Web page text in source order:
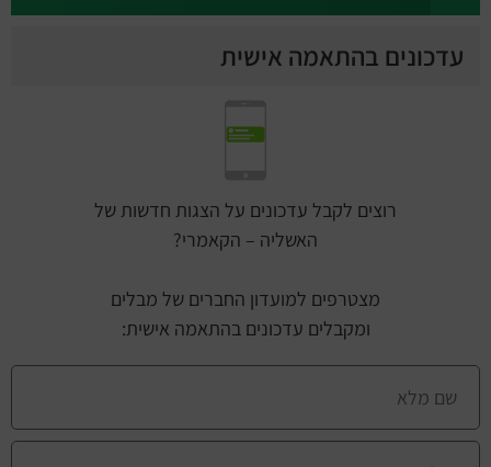
עדכונים בהתאמה אישית
רוצים לקבל עדכונים על הצגות חדשות של
האשליה – הקאמרי?
מצטרפים למועדון החברים של מבלים
ומקבלים עדכונים בהתאמה אישית: